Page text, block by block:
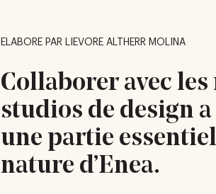
ELABORE PAR LIEVORE ALTHERR MOLINA
Collaborer avec
studios de design
une partie
nature d’Enea.